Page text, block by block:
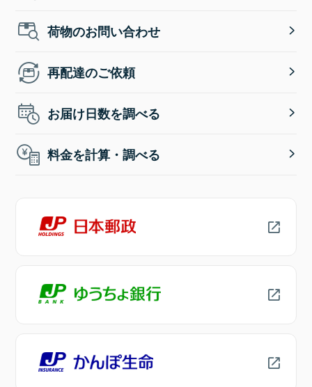
荷物のお問い合わせ
再配達のご依頼
お届け日数を調べる
料金を計算・調べる